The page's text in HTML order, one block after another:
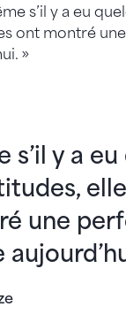
s’il y a eu
ont montré
»
s’il y a
une